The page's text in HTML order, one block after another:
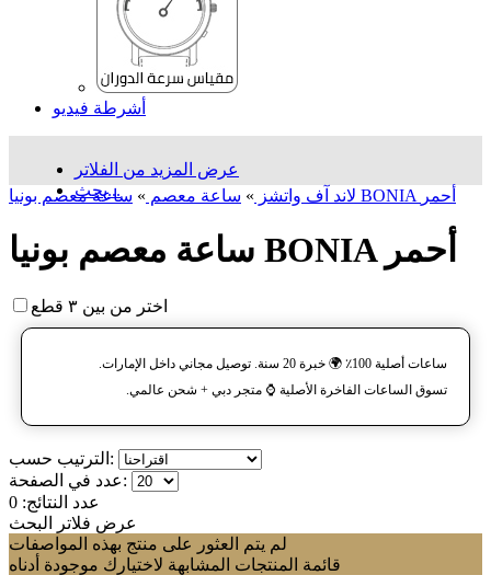
أشرطة فيديو
عرض المزيد من الفلاتر
بحث...
لاند آف واتشز » ساعة معصم » ساعة معصم بونيا BONIA أحمر
ساعة معصم بونيا BONIA أحمر
اختر من بين ٣ قطع
ساعات أصلية 100٪ 🌍 خبرة 20 سنة. توصيل مجاني داخل الإمارات.
تسوق الساعات الفاخرة الأصلية ⌚️ متجر دبي + شحن عالمي.
الترتيب حسب:
عدد في الصفحة:
عدد النتائج: 0
عرض فلاتر البحث
لم يتم العثور على منتج بهذه المواصفات
قائمة المنتجات المشابهة لاختيارك موجودة أدناه